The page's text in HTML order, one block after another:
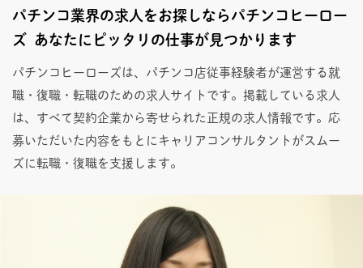
パチンコ業界の求人をお探しならパチンコヒーロー
ズ あなたにピッタリの仕事が見つかります
パチンコヒーローズは、パチンコ店従事経験者が運営する就
職・復職・転職のための求人サイトです。掲載している求人
は、すべて契約企業から寄せられた正規の求人情報です。応
募いただいた内容をもとにキャリアコンサルタントがスムー
ズに転職・復職を支援します。